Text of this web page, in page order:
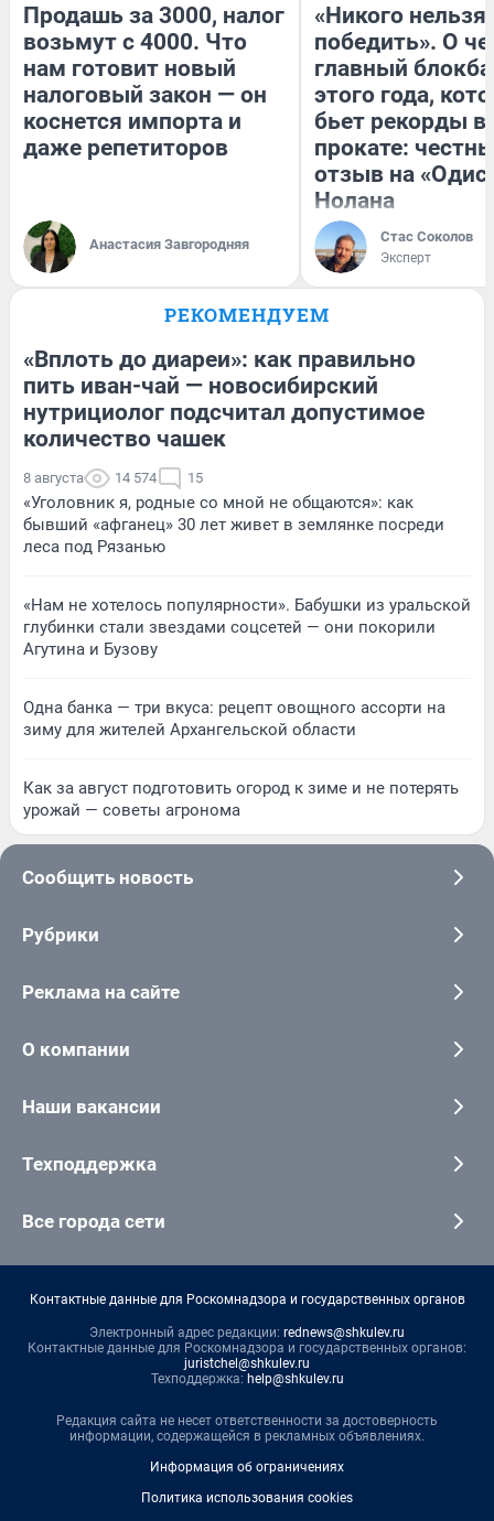
Продашь за 3000, налог
возьмут с 4000. Что
нам готовит новый
налоговый закон — он
коснется импорта и
даже репетиторов
Анастасия Завгородняя
«Никого нельзя
победить». О
главный
этого года,
бьет рекорды в
прокате:
отзыв на
Нолана
Стас Соколов
Эксперт
РЕКОМЕНДУЕМ
«Вплоть до диареи»: как правильно
пить иван-чай — новосибирский
нутрициолог подсчитал допустимое
количество чашек
8 августа 14 574 15
«Уголовник я, родные со мной не общаются»: как
бывший «афганец» 30 лет живет в землянке посреди
леса под Рязанью
«Нам не хотелось популярности». Бабушки из уральской
глубинки стали звездами соцсетей — они покорили
Агутина и Бузову
Одна банка — три вкуса: рецепт овощного ассорти на
зиму для жителей Архангельской области
Как за август подготовить огород к зиме и не потерять
урожай — советы агронома
Сообщить новость
Рубрики
Реклама на сайте
О компании
Наши вакансии
Техподдержка
Все города сети
Контактные данные для Роскомнадзора и государственных органов
Электронный адрес редакции: rednews@shkulev.ru
Контактные данные для Роскомнадзора и государственных органов:
juristchel@shkulev.ru
Техподдержка: help@shkulev.ru
Редакция сайта не несет ответственности за достоверность
информации, содержащейся в рекламных объявлениях.
Информация об ограничениях
Политика использования cookies